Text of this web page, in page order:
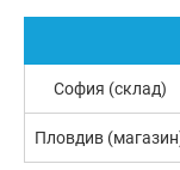
София (склад)
Пловдив